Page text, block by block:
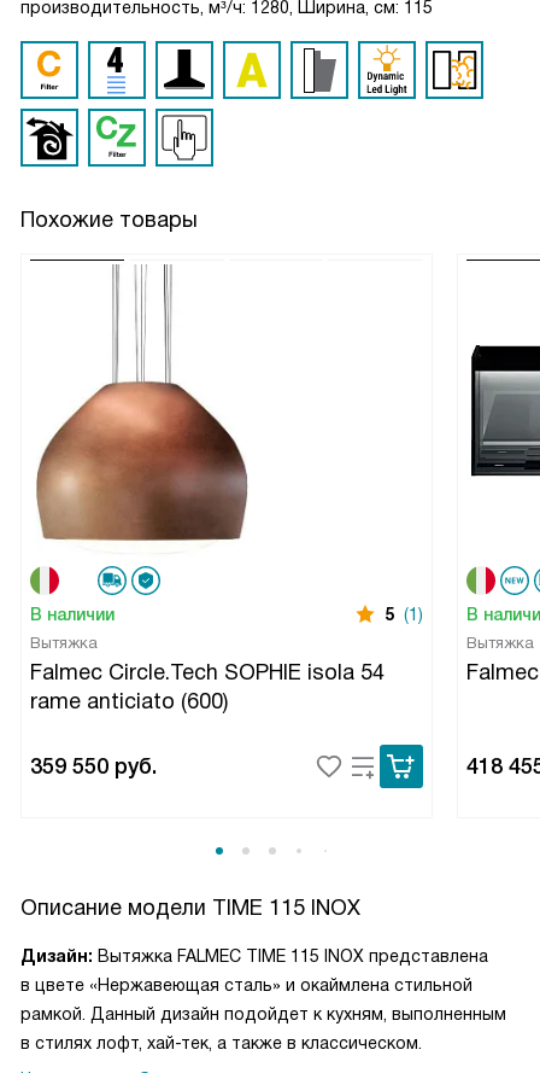
производительность, м³/ч: 1280, Ширина, см: 115
Похожие товары
В наличии 5 (1)
Вытяжка
Falmec Circle.Tech SOPHIE isola 54
rame anticiato (600)
359 550 руб.
В
Вытяжка
418
Описание модели TIME 115 INOX
Дизайн: Вытяжка FALMEC TIME 115 INOX представлена
в цвете «Нержавеющая сталь» и окаймлена стильной
рамкой. Данный дизайн подойдет к кухням, выполненным
в стилях лофт, хай-тек, а также в классическом.